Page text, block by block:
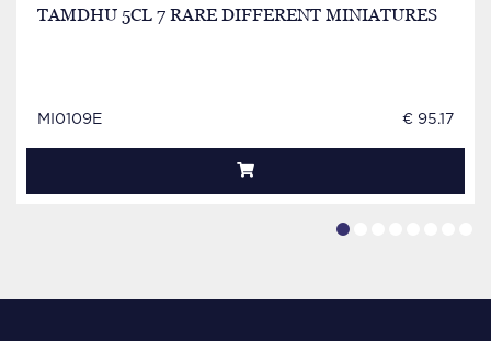
TAMDHU 5CL 7 RARE DIFFERENT MINIATURES
MI0109E € 95.17